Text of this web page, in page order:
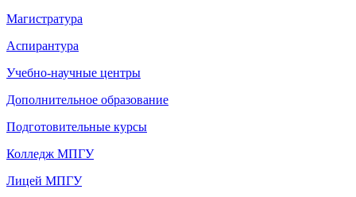
Магистратура
Аспирантура
Учебно-научные центры
Дополнительное образование
Подготовительные курсы
Колледж МПГУ
Лицей МПГУ